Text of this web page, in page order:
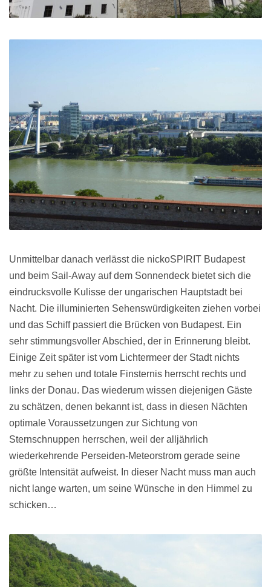
Unmittelbar danach verlässt die nickoSPIRIT Budapest
und beim Sail-Away auf dem Sonnendeck bietet sich die
eindrucksvolle Kulisse der ungarischen Hauptstadt bei
Nacht. Die illuminierten Sehenswürdigkeiten ziehen vorbei
und das Schiff passiert die Brücken von Budapest. Ein
sehr stimmungsvoller Abschied, der in Erinnerung bleibt.
Einige Zeit später ist vom Lichtermeer der Stadt nichts
mehr zu sehen und totale Finsternis herrscht rechts und
links der Donau. Das wiederum wissen diejenigen Gäste
zu schätzen, denen bekannt ist, dass in diesen Nächten
optimale Voraussetzungen zur Sichtung von
Sternschnuppen herrschen, weil der alljährlich
wiederkehrende Perseiden-Meteorstrom gerade seine
größte Intensität aufweist. In dieser Nacht muss man auch
nicht lange warten, um seine Wünsche in den Himmel zu
schicken…